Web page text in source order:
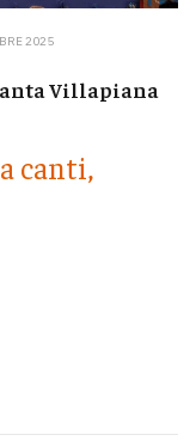
2025
Villapiana
canti,